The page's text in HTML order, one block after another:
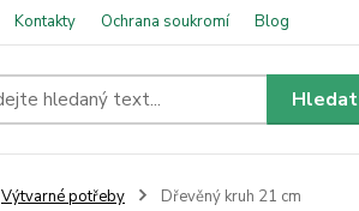
Kontakty Ochrana soukromí Blog
Hledat
Výtvarné potřeby Dřevěný kruh 21 cm